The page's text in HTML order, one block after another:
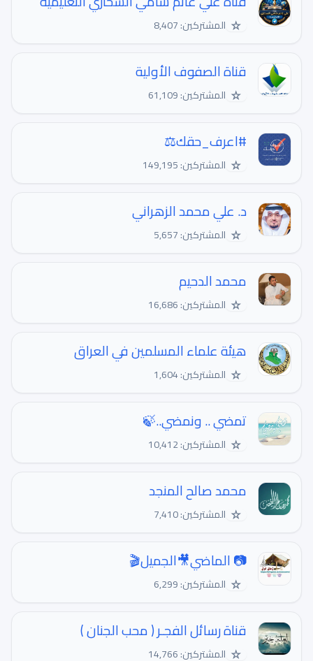
☆ المشتركين: 8,407
قناة الصفوف الأولية
☆ المشتركين: 61,109
#اعرف_حقك⚖️
☆ المشتركين: 149,195
د. علي محمد الزهراني
☆ المشتركين: 5,657
محمد الدحيم
☆ المشتركين: 16,686
هيئة علماء المسلمين في العراق
☆ المشتركين: 1,604
تمضي .. ونمضي..🍃
☆ المشتركين: 10,412
محمد صالح المنجد
☆ المشتركين: 7,410
📷 الماضي🎥الجميل🎬
☆ المشتركين: 6,299
قناة رسائل الفجـر ( محب الجنان )
☆ المشتركين: 14,766